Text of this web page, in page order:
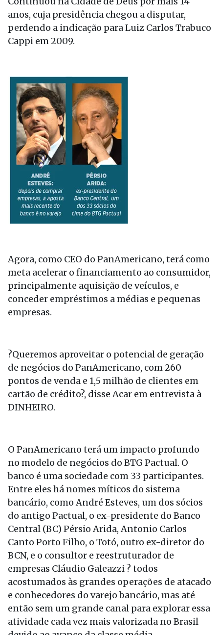
anos, cuja presidência chegou a disputar,
perdendo a indicação para Luiz Carlos Trabuco
Cappi em 2009.
Agora, como CEO do PanAmericano, terá como
meta acelerar o financiamento ao consumidor,
principalmente aquisição de veículos, e
conceder empréstimos a médias e pequenas
empresas.
?Queremos aproveitar o potencial de geração
de negócios do PanAmericano, com 260
pontos de venda e 1,5 milhão de clientes em
cartão de crédito?, disse Acar em entrevista à
DINHEIRO.
O PanAmericano terá um impacto profundo
no modelo de negócios do BTG Pactual. O
banco é uma sociedade com 33 participantes.
Entre eles há nomes míticos do sistema
bancário, como André Esteves, um dos sócios
do antigo Pactual, o ex-presidente do Banco
Central (BC) Pérsio Arida, Antonio Carlos
Canto Porto Filho, o Totó, outro ex-diretor do
BCN, e o consultor e reestruturador de
empresas Cláudio Galeazzi ? todos
acostumados às grandes operações de atacado
e conhecedores do varejo bancário, mas até
então sem um grande canal para explorar essa
atividade cada vez mais valorizada no Brasil